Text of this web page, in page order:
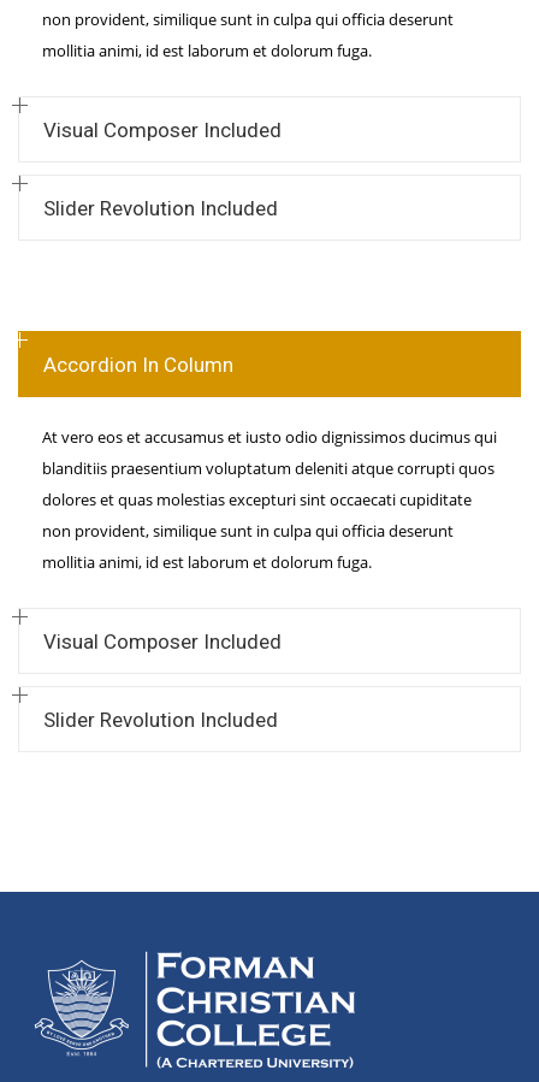
non provident, similique sunt in culpa qui officia deserunt
mollitia animi, id est laborum et dolorum fuga.
Visual Composer Included
Slider Revolution Included
Accordion In Column
At vero eos et accusamus et iusto odio dignissimos ducimus qui
blanditiis praesentium voluptatum deleniti atque corrupti quos
dolores et quas molestias excepturi sint occaecati cupiditate
non provident, similique sunt in culpa qui officia deserunt
mollitia animi, id est laborum et dolorum fuga.
Visual Composer Included
Slider Revolution Included